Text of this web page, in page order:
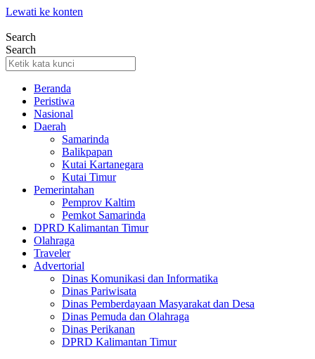
Lewati ke konten
Search
Search
Beranda
Peristiwa
Nasional
Daerah
Samarinda
Balikpapan
Kutai Kartanegara
Kutai Timur
Pemerintahan
Pemprov Kaltim
Pemkot Samarinda
DPRD Kalimantan Timur
Olahraga
Traveler
Advertorial
Dinas Komunikasi dan Informatika
Dinas Pariwisata
Dinas Pemberdayaan Masyarakat dan Desa
Dinas Pemuda dan Olahraga
Dinas Perikanan
DPRD Kalimantan Timur